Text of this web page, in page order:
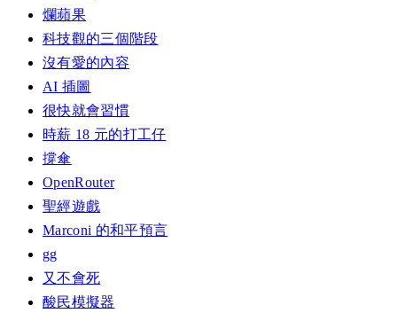
爛蘋果
科技觀的三個階段
沒有愛的內容
AI 插圖
很快就會習慣
時薪 18 元的打工仔
撐傘
OpenRouter
聖經遊戲
Marconi 的和平預言
gg
又不會死
酸民模擬器